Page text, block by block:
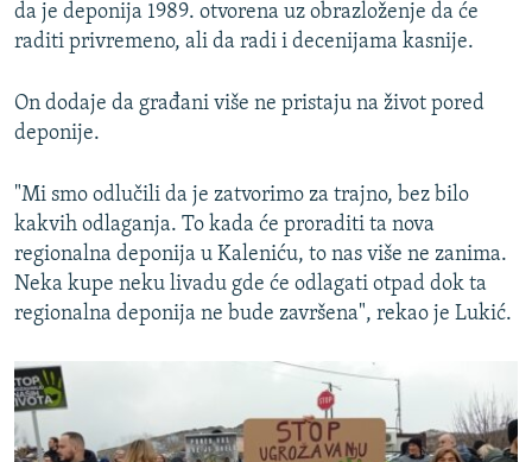
da je deponija 1989. otvorena uz obrazloženje da će
raditi privremeno, ali da radi i decenijama kasnije.
On dodaje da građani više ne pristaju na život pored
deponije.
"Mi smo odlučili da je zatvorimo za trajno, bez bilo
kakvih odlaganja. To kada će proraditi ta nova
regionalna deponija u Kaleniću, to nas više ne zanima.
Neka kupe neku livadu gde će odlagati otpad dok ta
regionalna deponija ne bude završena", rekao je Lukić.